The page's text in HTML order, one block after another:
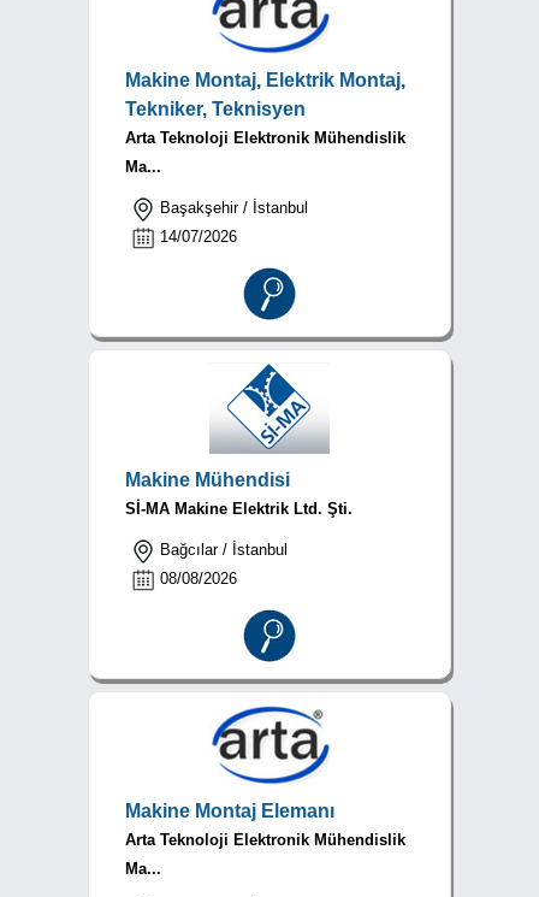
Makine Montaj, Elektrik Montaj,
Tekniker, Teknisyen
Arta Teknoloji Elektronik Mühendislik
Ma...
Başakşehir / İstanbul
14/07/2026
Makine Mühendisi
Sİ-MA Makine Elektrik Ltd. Şti.
Bağcılar / İstanbul
08/08/2026
Makine Montaj Elemanı
Arta Teknoloji Elektronik Mühendislik
Ma...